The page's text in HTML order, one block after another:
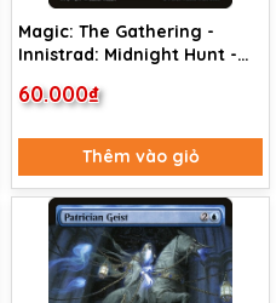
Magic: The Gathering -
Innistrad: Midnight Hunt -
60.000₫
Thêm vào giỏ